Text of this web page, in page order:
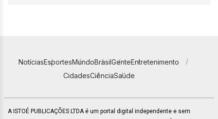
NotíciasEsportesMundoBrasilGenteEntretenimento
CidadesCiênciaSaúde
A ISTOÉ PUBLICAÇÕES LTDA é um portal digital independente e sem